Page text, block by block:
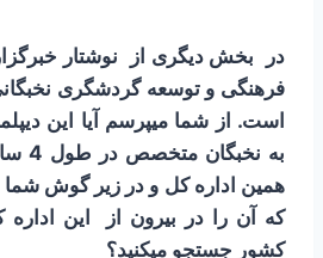
در بخش دیگری از نوشتار
فرهنگی و توسعه گردشگری
است. از شما می­پرسم آیا این
به
همین اداره کل و در زیر گوش
که آن را در بیرون از این
کشور جستجو می­کنید؟